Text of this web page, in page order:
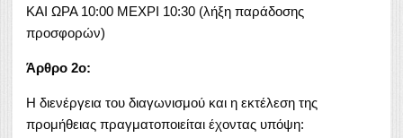
ΚΑΙ ΩΡΑ 10:00 ΜΕΧΡΙ 10:30 (λήξη παράδοσης
προσφορών)
Άρθρο 2ο:
Η διενέργεια του διαγωνισμού και η εκτέλεση της
προμήθειας πραγματοποιείται έχοντας υπόψη: